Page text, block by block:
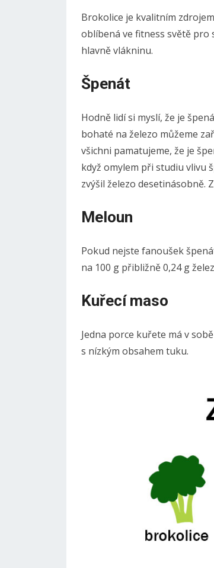
Brokolice je kvalitním
oblíbená ve fitness světě
hlavně vlákninu.
Špenát
Hodně lidí si myslí, že je
bohaté na železo můžeme
všichni pamatujeme, že je
když omylem při studiu vlivu
zvýšil železo desetinásobně.
Meloun
Pokud nejste fanoušek
na 100 g přibližně 0,24 g
Kuřecí maso
Jedna porce kuřete má v
s nízkým obsahem tuku.